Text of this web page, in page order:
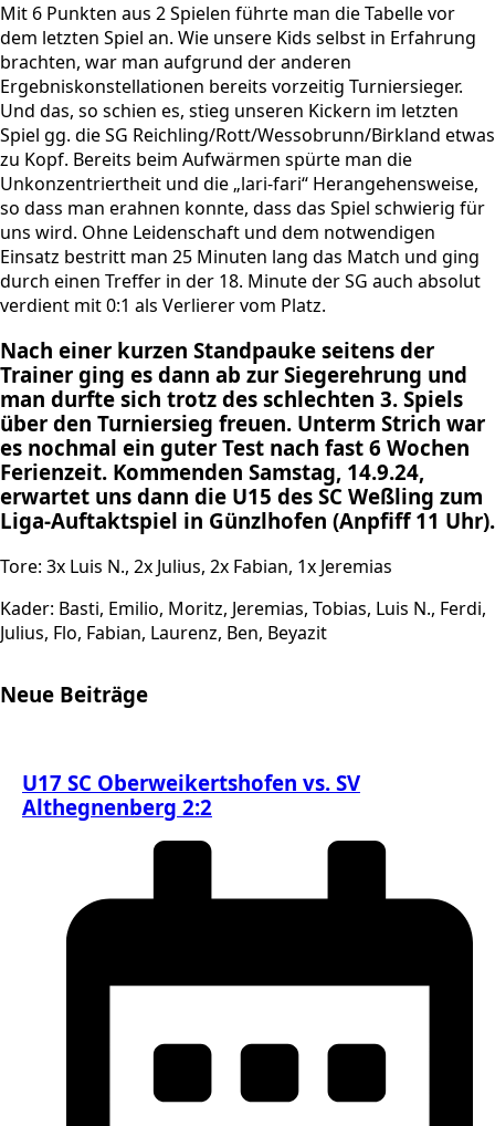
Mit 6 Punkten aus 2 Spielen führte man die Tabelle vor
dem letzten Spiel an. Wie unsere Kids selbst in Erfahrung
brachten, war man aufgrund der anderen
Ergebniskonstellationen bereits vorzeitig Turniersieger.
Und das, so schien es, stieg unseren Kickern im letzten
Spiel gg. die SG Reichling/Rott/Wessobrunn/Birkland etwas
zu Kopf. Bereits beim Aufwärmen spürte man die
Unkonzentriertheit und die „lari-fari“ Herangehensweise,
so dass man erahnen konnte, dass das Spiel schwierig für
uns wird. Ohne Leidenschaft und dem notwendigen
Einsatz bestritt man 25 Minuten lang das Match und ging
durch einen Treffer in der 18. Minute der SG auch absolut
verdient mit 0:1 als Verlierer vom Platz.
Nach einer kurzen Standpauke seitens der
Trainer ging es dann ab zur Siegerehrung und
man durfte sich trotz des schlechten 3. Spiels
über den Turniersieg freuen. Unterm Strich war
es nochmal ein guter Test nach fast 6 Wochen
Ferienzeit. Kommenden Samstag, 14.9.24,
erwartet uns dann die U15 des SC Weßling zum
Liga-Auftaktspiel in Günzlhofen (Anpfiff 11 Uhr).
Tore: 3x Luis N., 2x Julius, 2x Fabian, 1x Jeremias
Kader: Basti, Emilio, Moritz, Jeremias, Tobias, Luis N., Ferdi,
Julius, Flo, Fabian, Laurenz, Ben, Beyazit
Neue Beiträge
U17 SC Oberweikertshofen vs. SV
Althegnenberg 2:2